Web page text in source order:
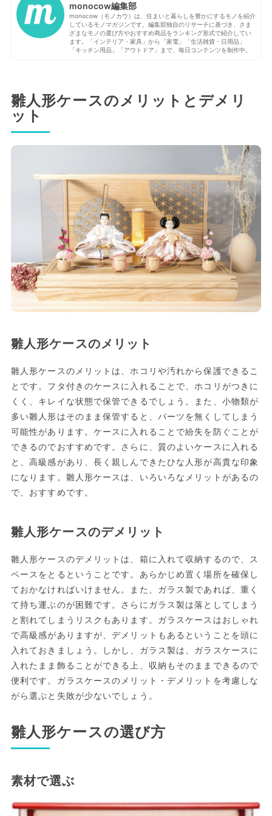
monocow編集部
monocow（モノカウ）は、住まいと暮らしを豊かにするモノを紹介
しているモノマガジンです。編集部独自のリサーチに基づき、さま
ざまなモノの選び方やおすすめ商品をランキング形式で紹介してい
ます。「インテリア・家具」から「家電」「生活雑貨・日用品」
「キッチン用品」「アウトドア」まで、毎日コンテンツを制作中。
雛人形ケースのメリットとデメリ
ット
雛人形ケースのメリット
雛人形ケースのメリットは、ホコリや汚れから保護できるこ
とです。フタ付きのケースに入れることで、ホコリがつきに
くく、キレイな状態で保管できるでしょう。また、小物類が
多い雛人形はそのまま保管すると、パーツを無くしてしまう
可能性があります。ケースに入れることで紛失を防ぐことが
できるのでおすすめです。さらに、質のよいケースに入れる
と、高級感があり、長く親しんできたひな人形が高貴な印象
になります。雛人形ケースは、いろいろなメリットがあるの
で、おすすめです。
雛人形ケースのデメリット
雛人形ケースのデメリットは、箱に入れて収納するので、ス
ペースをとるということです。あらかじめ置く場所を確保し
ておかなければいけません。また、ガラス製であれば、重く
て持ち運ぶのが困難です。さらにガラス製は落としてしまう
と割れてしまうリスクもあります。ガラスケースはおしゃれ
で高級感がありますが、デメリットもあるということを頭に
入れておきましょう。しかし、ガラス製は、ガラスケースに
入れたまま飾ることができる上、収納もそのままできるので
便利です。ガラスケースのメリット・デメリットを考慮しな
がら選ぶと失敗が少ないでしょう。
雛人形ケースの選び方
素材で選ぶ